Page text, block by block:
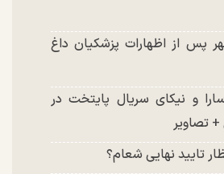
پس از اظهارات پزشکیان داغ
و نیکای سریال پایتخت در
تایید نهایی شعام؟